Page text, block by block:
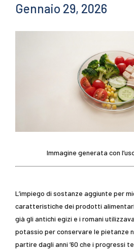
Gennaio 29, 2026
Immagine generata con
L’impiego di sostanze aggiunte per
caratteristiche dei prodotti
già gli antichi egizi e i romani
potassio per conservare le pietanze
partire dagli anni ’60 che i progressi